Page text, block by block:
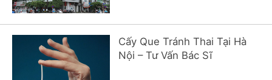
Cấy Que Tránh Thai Tại Hà
Nội – Tư Vấn Bác Sĩ